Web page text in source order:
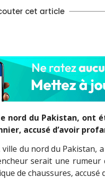
cet article
nord du Pakistan, ont
accusé d’avoir
du nord du Pakistan,
serait une
de chaussures, accusé